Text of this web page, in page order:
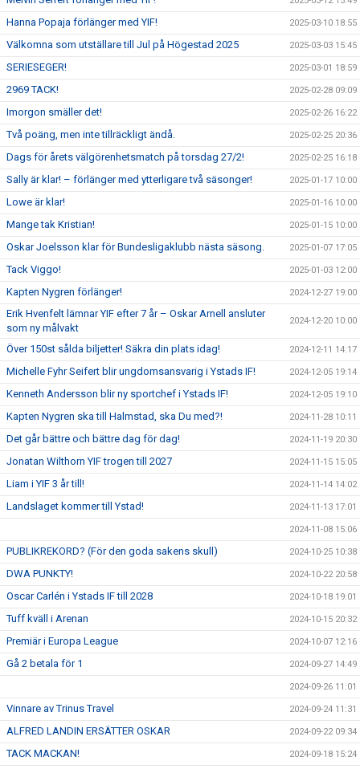
Hanna Popaja förlänger med YIF! 2025-03-10 18:55
Välkomna som utställare till Jul på Högestad 2025 2025-03-03 15:45
SERIESEGER! 2025-03-01 18:59
2969 TACK! 2025-02-28 09:09
Imorgon smäller det! 2025-02-26 16:22
Två poäng, men inte tillräckligt ändå. 2025-02-25 20:36
Dags för årets välgörenhetsmatch på torsdag 27/2! 2025-02-25 16:18
Sally är klar! – förlänger med ytterligare två säsonger! 2025-01-17 10:00
Lowe är klar! 2025-01-16 10:00
Mange tak Kristian! 2025-01-15 10:00
Oskar Joelsson klar för Bundesligaklubb nästa säsong. 2025-01-07 17:05
Tack Viggo! 2025-01-03 12:00
Kapten Nygren förlänger! 2024-12-27 19:00
Erik Hvenfelt lämnar YIF efter 7 år – Oskar Arnell ansluter
som ny målvakt
2024-12-20 10:00
Över 150st sålda biljetter! Säkra din plats idag! 2024-12-11 14:17
Michelle Fyhr Seifert blir ungdomsansvarig i Ystads IF! 2024-12-05 19:14
Kenneth Andersson blir ny sportchef i Ystads IF! 2024-12-05 19:10
Kapten Nygren ska till Halmstad, ska Du med?! 2024-11-28 10:11
Det går bättre och bättre dag för dag! 2024-11-19 20:30
Jonatan Wilthorn YIF trogen till 2027 2024-11-15 15:05
Liam i YIF 3 år till! 2024-11-14 14:02
Landslaget kommer till Ystad! 2024-11-13 17:01
2024-11-08 15:06
PUBLIKREKORD? (För den goda sakens skull) 2024-10-25 10:38
DWA PUNKTY! 2024-10-22 20:58
Oscar Carlén i Ystads IF till 2028 2024-10-18 19:01
Tuff kväll i Arenan 2024-10-15 20:32
Premiär i Europa League 2024-10-07 12:16
Gå 2 betala för 1 2024-09-27 14:49
2024-09-26 11:01
Vinnare av Trinus Travel 2024-09-24 11:31
ALFRED LANDIN ERSÄTTER OSKAR 2024-09-22 09:34
TACK MACKAN! 2024-09-18 15:24